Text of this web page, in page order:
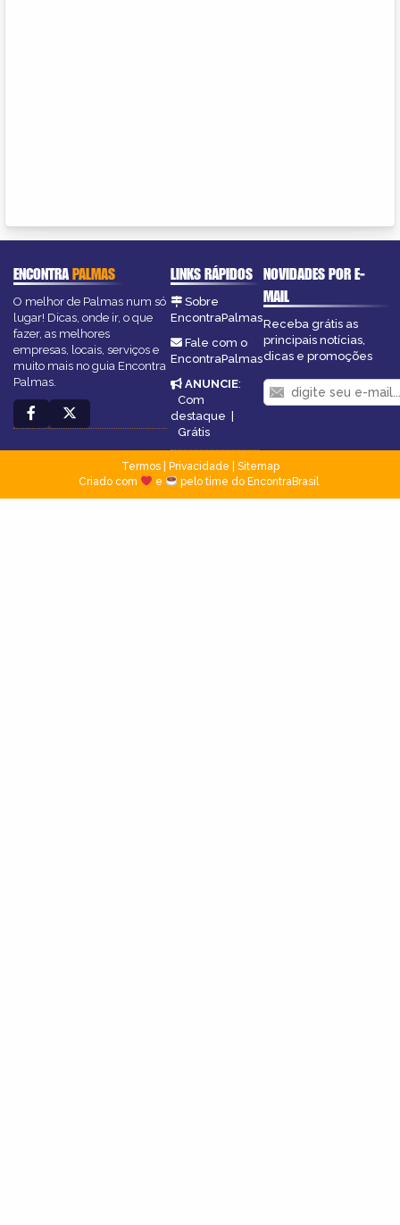
ENCONTRAPALMAS
O melhor de Palmas num só
lugar! Dicas, onde ir, o que
fazer, as melhores
empresas, locais, serviços e
muito mais no guia Encontra
Palmas.
LINKS RÁPIDOS
Sobre
EncontraPalmas
Fale com o
EncontraPalmas
ANUNCIE:
Com
destaque |
Grátis
NOVIDADES POR E-
MAIL
Receba grátis as
principais notícias,
dicas e promoções
Termos| Privacidade
Sitemap
Criado com
e pelo time do EncontraBrasil